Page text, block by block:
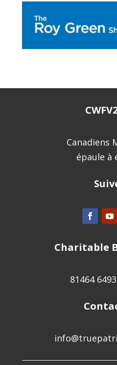
Canadiens
épaule à
Charitable
81464